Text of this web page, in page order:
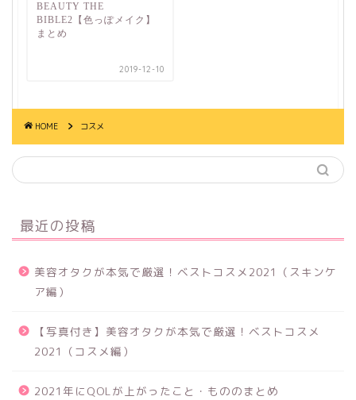
BEAUTY THE
BIBLE2【色っぽメイク】
まとめ
2019-12-10
HOME コスメ
最近の投稿
美容オタクが本気で厳選！ベストコスメ2021（スキンケ
ア編）
【写真付き】美容オタクが本気で厳選！ベストコスメ
2021（コスメ編）
2021年にQOLが上がったこと・もののまとめ